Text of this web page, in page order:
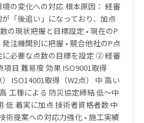
の変化への対応 根本原因： 経審
が「後追い」になっており、加点
の現状把握と目標設定 • 現在のP
注機関別に把握 • 競合他社のP点
必要な点数の目標を設定 ② 経審
目 難易度 効果 ISO9001取得
） ISO14001取得（W2点） 中 高い
工種による 防災協定締結 低〜中
低 着実に加点 技術者資格者数 中
提案への対応力強化 • 施工実績